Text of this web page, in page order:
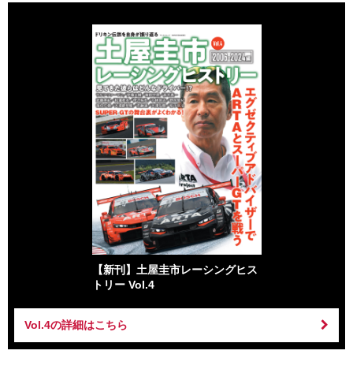
【新刊】土屋圭市レーシングヒス
トリー Vol.4
Vol.4の詳細はこちら